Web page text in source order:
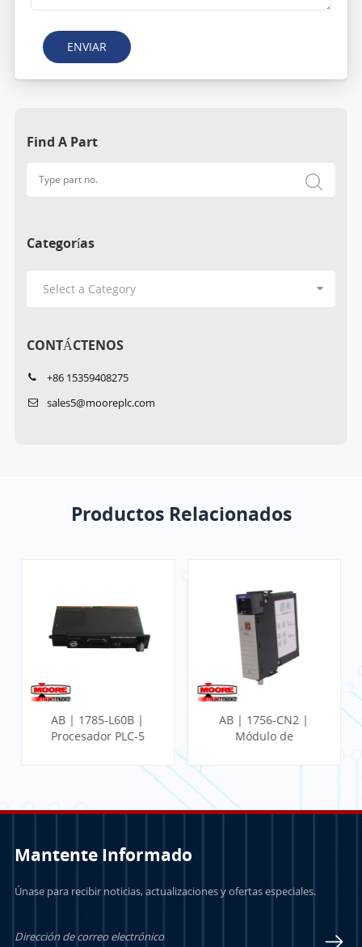
ENVIAR
Find A Part
Categorías
CONTÁCTENOS
+86 15359408275
sales5@mooreplc.com
Productos Relacionados
AB | 1785-L60B |
Procesador PLC-5
AB | 1756-CN2 |
Módulo de
Mantente Informado
Únase para recibir noticias, actualizaciones y ofertas especiales.